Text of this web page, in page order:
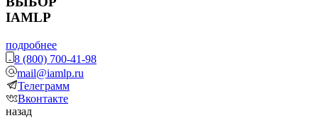
IAMLP
подробнее
8 (800) 700-41-98
mail@iamlp.ru
Телеграмм
Вконтакте
назад